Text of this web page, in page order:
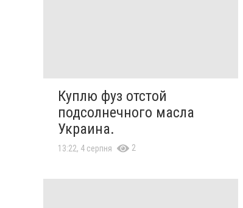
Куплю фуз отстой
подсолнечного масла
Украина.
13:22, 4 серпня 2